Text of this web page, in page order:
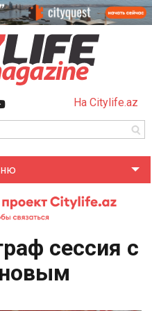
На Citylife.az
сессия с